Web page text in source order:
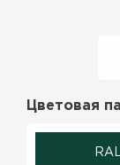
Цветовая